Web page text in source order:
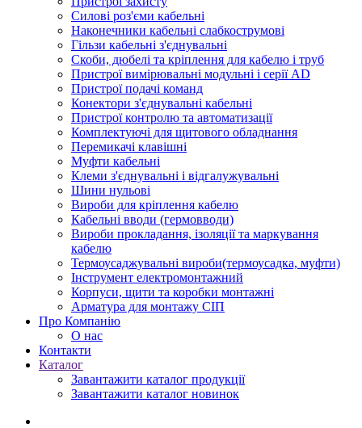
Силові роз'єми кабельні
Наконечники кабельні слабкострумові
Гільзи кабельні з'єднувальні
Скоби, дюбелі та кріплення для кабелю і труб
Пристрої вимірювальні модульні і серії AD
Пристрої подачі команд
Конектори з'єднувальні кабельні
Пристрої контролю та автоматизації
Комплектуючі для щитового обладнання
Перемикачі клавішні
Муфти кабельні
Клеми з'єднувальні і відгалужувальні
Шини нульові
Вироби для кріплення кабелю
Кабельні вводи (гермовводи)
Вироби прокладання, iзоляції та маркування
кабелю
Термоусаджувальні вироби(термоусадка, муфти)
Інструмент електромонтажний
Корпуси, щити та коробки монтажні
Арматура для монтажу СІП
Про Компанію
О нас
Контакти
Каталог
Завантажити каталог продукції
Завантажити каталог новинок